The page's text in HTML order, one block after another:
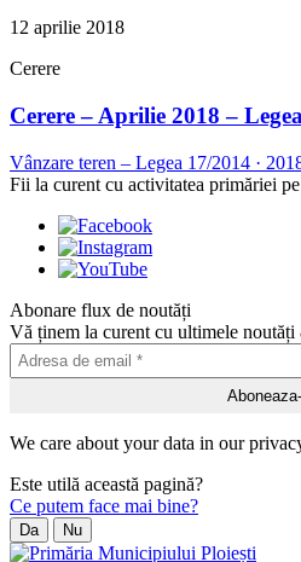
12 aprilie 2018
Cerere
Cerere – Aprilie 2018 –
Vânzare teren – Legea 17/2014 ·
Fii la curent cu activitatea primăriei
Abonare flux de noutăți
Vă ținem la curent cu ultimele
We care about your data in our
Este utilă această pagină?
Ce putem face mai bine?
Da Nu